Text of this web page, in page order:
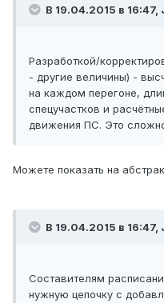
В 19.04.2015 в 16:47,
Разработкой/
- другие величины) -
на каждом перегоне,
спецучастков и
движения ПС. Это
Можете показать на
В 19.04.2015 в 16:47,
Составителям
нужную цепочку с